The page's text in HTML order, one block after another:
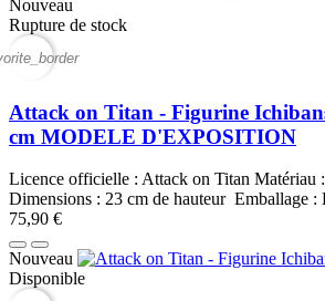
Nouveau
Rupture de stock
Attack on Titan - Figurine
cm MODELE D'EXPOSITION
Licence officielle : Attack on Titan Matériau
Dimensions : 23 cm de hauteur Emballage :
75,90 €
Nouveau
Disponible